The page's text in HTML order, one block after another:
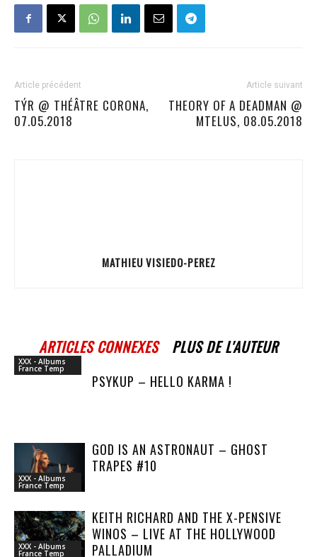
Article précédent
TÝR @ THÉÂTRE CORONA,
07.05.2018
Article suivant
THEORY OF A DEADMAN @
MTELUS, 08.05.2018
MATHIEU VISIEDO-PEREZ
ARTICLES CONNEXES PLUS DE L'AUTEUR
XXX - Albums
France Temp
PSYKUP – HELLO KARMA !
XXX - Albums
France Temp
GOD IS AN ASTRONAUT – GHOST
TRAPES #10
XXX - Albums
France Temp
KEITH RICHARD AND THE X-PENSIVE
WINOS – LIVE AT THE HOLLYWOOD
PALLADIUM